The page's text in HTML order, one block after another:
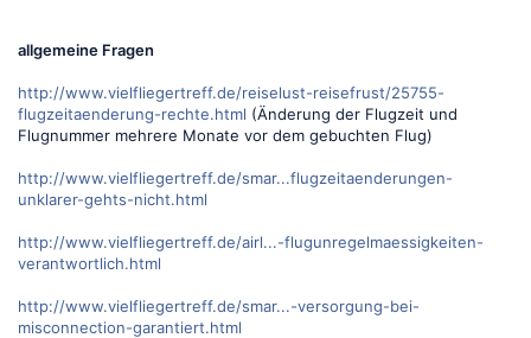
allgemeine Fragen
http://www.vielfliegertreff.de/reiselust-reisefrust/25755-
flugzeitaenderung-rechte.html (Änderung der Flugzeit und
Flugnummer mehrere Monate vor dem gebuchten Flug)
http://www.vielfliegertreff.de/smar...flugzeitaenderungen-
unklarer-gehts-nicht.html
http://www.vielfliegertreff.de/airl...-flugunregelmaessigkeiten-
verantwortlich.html
http://www.vielfliegertreff.de/smar...-versorgung-bei-
misconnection-garantiert.html